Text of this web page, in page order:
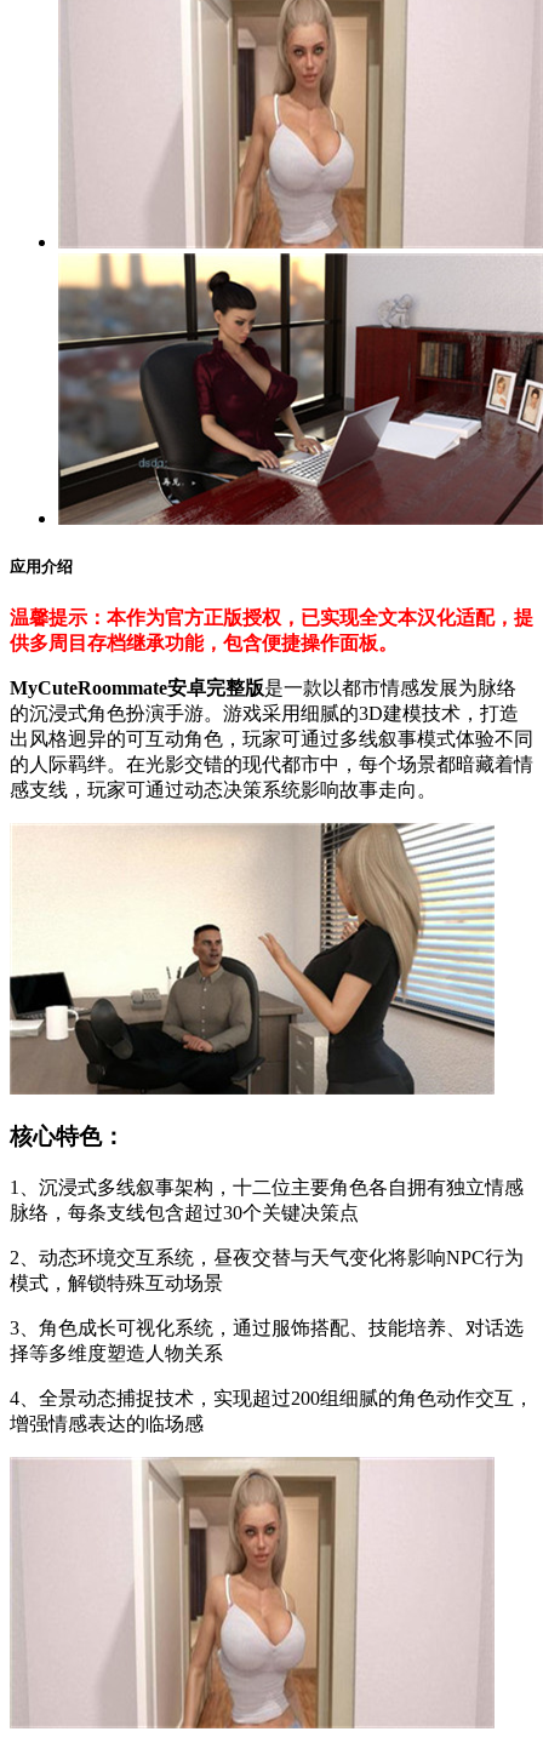
应用介绍
温馨提示：本作为官方正版授权，已实现全文本汉化适配，提
供多周目存档继承功能，包含便捷操作面板。
MyCuteRoommate安卓完整版是一款以都市情感发展为脉络
的沉浸式角色扮演手游。游戏采用细腻的3D建模技术，打造
出风格迥异的可互动角色，玩家可通过多线叙事模式体验不同
的人际羁绊。在光影交错的现代都市中，每个场景都暗藏着情
感支线，玩家可通过动态决策系统影响故事走向。
核心特色：
1、沉浸式多线叙事架构，十二位主要角色各自拥有独立情感
脉络，每条支线包含超过30个关键决策点
2、动态环境交互系统，昼夜交替与天气变化将影响NPC行为
模式，解锁特殊互动场景
3、角色成长可视化系统，通过服饰搭配、技能培养、对话选
择等多维度塑造人物关系
4、全景动态捕捉技术，实现超过200组细腻的角色动作交互，
增强情感表达的临场感